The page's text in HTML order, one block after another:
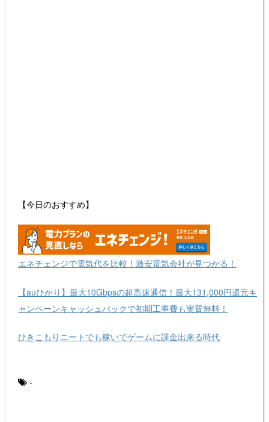
【今日のおすすめ】
エネチェンジで電気代を比較！激安電気会社が見つかる！
【auひかり】最大10Gbpsの超高速通信！最大131,000円還元キ
ャンペーンキャッシュバックで初期工事費も実質無料！
ひきこもりニートでも稼いでゲームに課金出来る時代
-